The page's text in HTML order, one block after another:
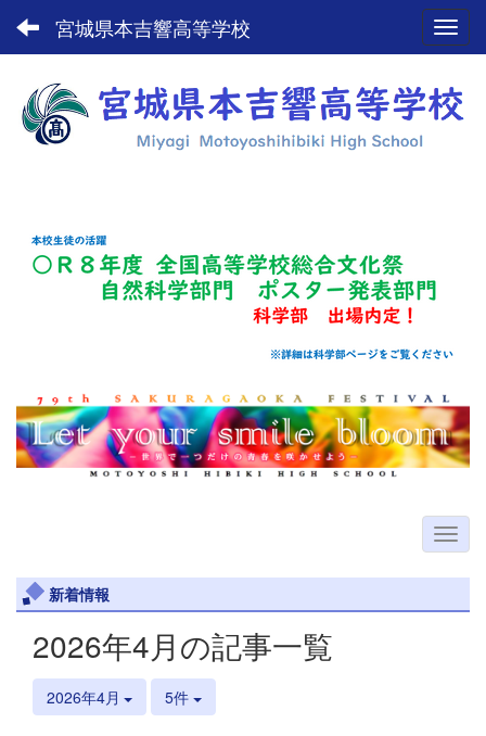
宮城県本吉響高等学校
新着情報
2026年4月の記事一覧
2026年4月 5件